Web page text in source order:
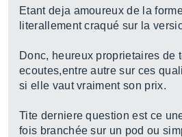
Etant deja amoureux de la
literallement craqué sur la
Donc, heureux proprietaires de
ecoutes,entre autre sur ces
si elle vaut vraiment son prix.
Tite derniere question est ce
fois branchée sur un pod ou